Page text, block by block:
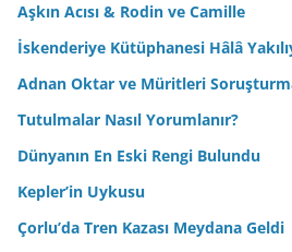
Aşkın Acısı & Rodin ve Camille
İskenderiye Kütüphanesi Hâlâ
Adnan Oktar ve Müritleri
Tutulmalar Nasıl Yorumlanır?
Dünyanın En Eski Rengi Bulundu
Kepler’in Uykusu
Çorlu’da Tren Kazası Meydana Geldi